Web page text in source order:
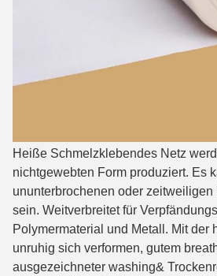
Heiße Schmelzklebendes Netz
nichtgewebten Form produziert. Es
ununterbrochenen oder
sein. Weitverbreitet für
Polymermaterial und Metall. Mit der
unruhig sich verformen, gutem
ausgezeichneter washing&